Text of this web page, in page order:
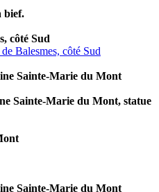
bief.
côté Sud
Balesmes, côté Sud
Sainte-Marie du Mont
Sainte-Marie du Mont, statue
Sainte-Marie du Mont